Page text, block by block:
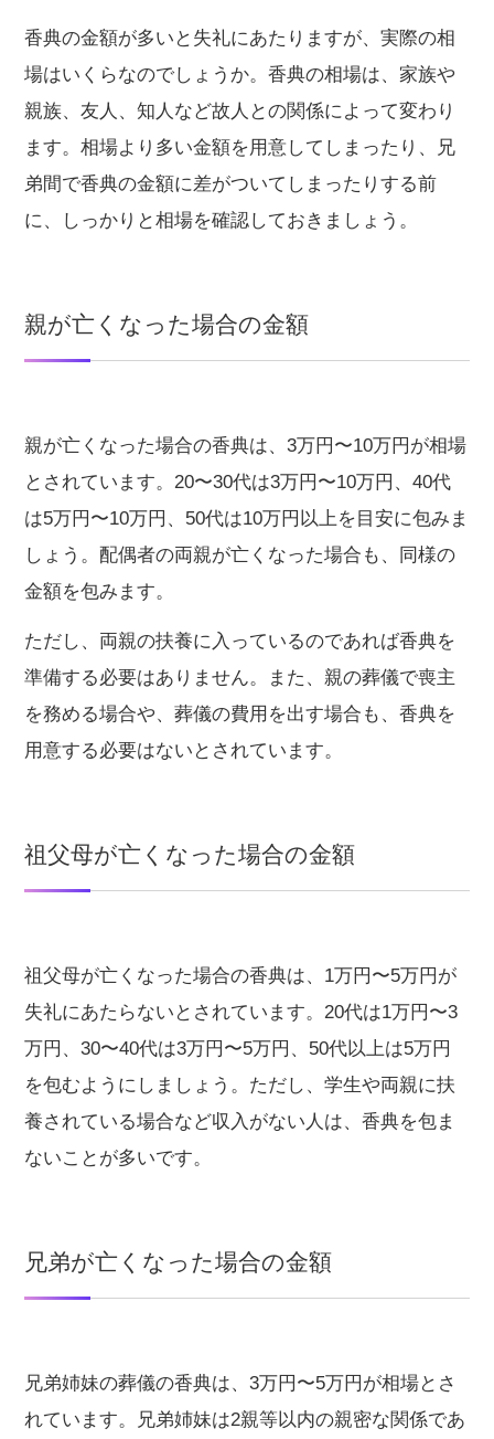
香典の金額が多いと失礼にあたりますが、実際の相
場はいくらなのでしょうか。香典の相場は、家族や
親族、友人、知人など故人との関係によって変わり
ます。相場より多い金額を用意してしまったり、兄
弟間で香典の金額に差がついてしまったりする前
に、しっかりと相場を確認しておきましょう。
親が亡くなった場合の金額
親が亡くなった場合の香典は、3万円〜10万円が相場
とされています。20〜30代は3万円〜10万円、40代
は5万円〜10万円、50代は10万円以上を目安に包みま
しょう。配偶者の両親が亡くなった場合も、同様の
金額を包みます。
ただし、両親の扶養に入っているのであれば香典を
準備する必要はありません。また、親の葬儀で喪主
を務める場合や、葬儀の費用を出す場合も、香典を
用意する必要はないとされています。
祖父母が亡くなった場合の金額
祖父母が亡くなった場合の香典は、1万円〜5万円が
失礼にあたらないとされています。20代は1万円〜3
万円、30〜40代は3万円〜5万円、50代以上は5万円
を包むようにしましょう。ただし、学生や両親に扶
養されている場合など収入がない人は、香典を包ま
ないことが多いです。
兄弟が亡くなった場合の金額
兄弟姉妹の葬儀の香典は、3万円〜5万円が相場とさ
れています。兄弟姉妹は2親等以内の親密な関係であ